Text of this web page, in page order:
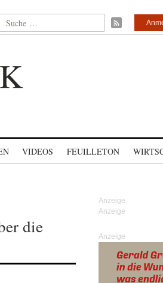
nach:
VIDEOS FEUILLETON
die
Anzeige